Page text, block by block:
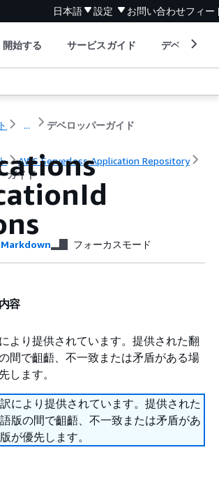
日本語 設定 お問い合わせフィー
開始する サービスガイド デベロッパ
... デベロッパーガイド
AWS Serverless Application Repository
ガイド
Markdown フォーカスモード
容
より提供されています。提供された翻
間で齟齬、不一致または矛盾がある場
します。
により提供されています。提供された
版の間で齟齬、不一致または矛盾があ
が優先します。